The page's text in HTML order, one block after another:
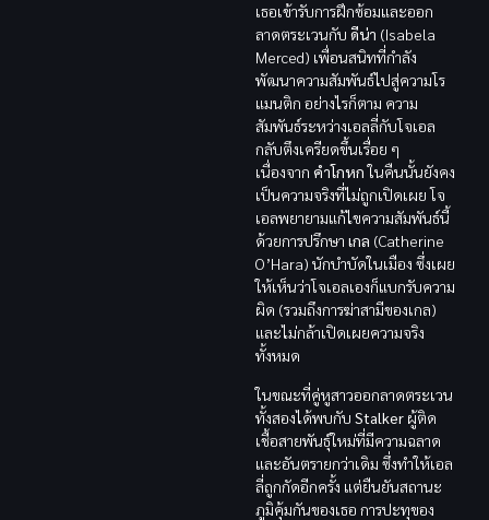
เธอเข้ารับการฝึกซ้อมและออก
ลาดตระเวนกับ ดีน่า (Isabela
Merced) เพื่อนสนิทที่กำลัง
พัฒนาความสัมพันธ์ไปสู่ความโร
แมนติก อย่างไรก็ตาม ความ
สัมพันธ์ระหว่างเอลลี่กับโจเอล
กลับตึงเครียดขึ้นเรื่อย ๆ
เนื่องจาก คำโกหกในคืนนั้นยังคง
เป็นความจริงที่ไม่ถูกเปิดเผย โจ
เอลพยายามแก้ไขความสัมพันธ์นี้
ด้วยการปรึกษา เกล (Catherine
O’Hara) นักบำบัดในเมือง ซึ่งเผย
ให้เห็นว่าโจเอลเองก็แบกรับความ
ผิด (รวมถึงการฆ่าสามีของเกล)
และไม่กล้าเปิดเผยความจริง
ทั้งหมด
ในขณะที่คู่หูสาวออกลาดตระเวน
ทั้งสองได้พบกับ Stalker ผู้ติด
เชื้อสายพันธุ์ใหม่ที่มีความฉลาด
และอันตรายกว่าเดิม ซึ่งทำให้เอล
ลี่ถูกกัดอีกครั้ง แต่ยืนยันสถานะ
ภูมิคุ้มกันของเธอ การปะทุของ